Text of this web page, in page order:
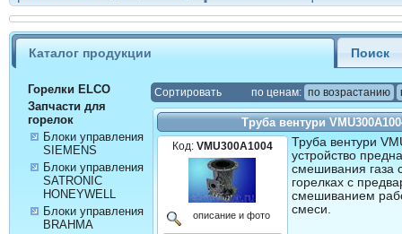
Каталог продукции Поиск
Горелки ELCO
Запчасти для
горелок
Блоки управления
SIEMENS
Блоки управления
SATRONIC
HONEYWELL
Блоки управления
BRAHMA
Cортировать по ценам: по возрастанию
Труба вентури
Код:VMU300A1004
описание и фото
Труба вентури
устройство
смешивания газа
горелках с
смешиванием
смеси.